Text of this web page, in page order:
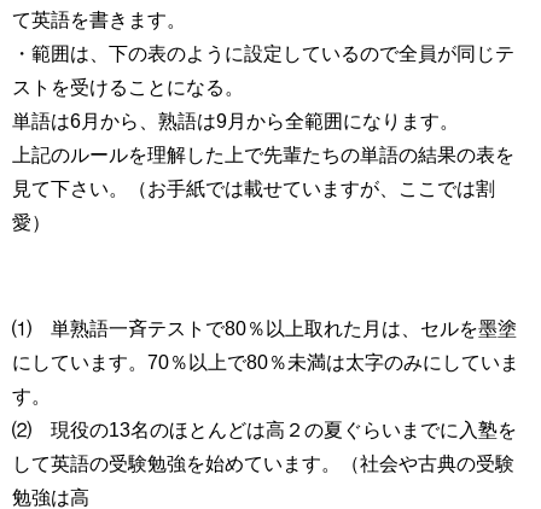
て英語を書きます。
・範囲は、下の表のように設定しているので全員が同じテ
ストを受けることになる。
単語は6月から、熟語は9月から全範囲になります。
上記のルールを理解した上で先輩たちの単語の結果の表を
見て下さい。（お手紙では載せていますが、ここでは割
愛）
⑴ 単熟語一斉テストで80％以上取れた月は、セルを墨塗
にしています。70％以上で80％未満は太字のみにしていま
す。
⑵ 現役の13名のほとんどは高２の夏ぐらいまでに入塾を
して英語の受験勉強を始めています。（社会や古典の受験
勉強は高